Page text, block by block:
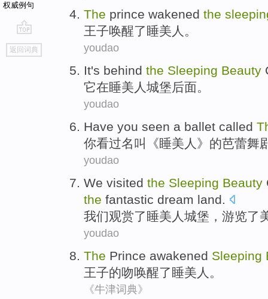
权威例句
go
top
返回词典
The prince wakened the
王子唤醒了睡美人。
youdao
It's behind the Sleeping Beauty
它在睡美人 城堡后面。
youdao
Have you seen a ballet called
你看过名叫 《睡美人》的芭蕾舞
youdao
We visited the Sleeping Beauty
the fantastic dream land.
我们观赏了 睡美人 城堡 ，游览了
youdao
The Prince awakened Sleeping
王子的吻唤醒了 睡美人 。
《牛津词典》